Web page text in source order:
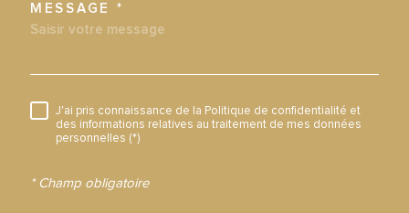
MESSAGE *
RÈGLEMENTATION
J'ai pris connaissance de la Politique de confidentialité et
des informations relatives au traitement de mes données
personnelles (*)
* Champ obligatoire